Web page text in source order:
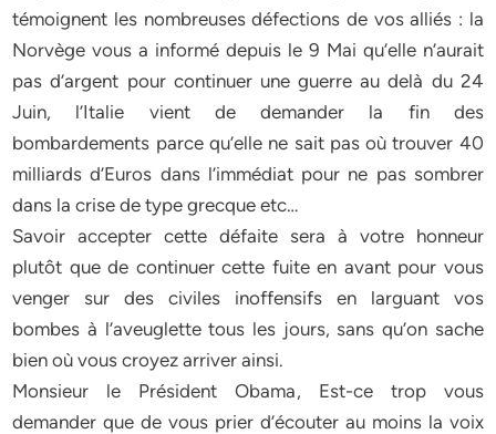
témoignent les nombreuses défections de vos alliés : la
Norvège vous a informé depuis le 9 Mai qu’elle n’aurait
pas d’argent pour continuer une guerre au delà du 24
Juin, l’Italie vient de demander la fin des
bombardements parce qu’elle ne sait pas où trouver 40
milliards d’Euros dans l’immédiat pour ne pas sombrer
dans la crise de type grecque etc…
Savoir accepter cette défaite sera à votre honneur
plutôt que de continuer cette fuite en avant pour vous
venger sur des civiles inoffensifs en larguant vos
bombes à l’aveuglette tous les jours, sans qu’on sache
bien où vous croyez arriver ainsi.
Monsieur le Président Obama, Est-ce trop vous
demander que de vous prier d’écouter au moins la voix